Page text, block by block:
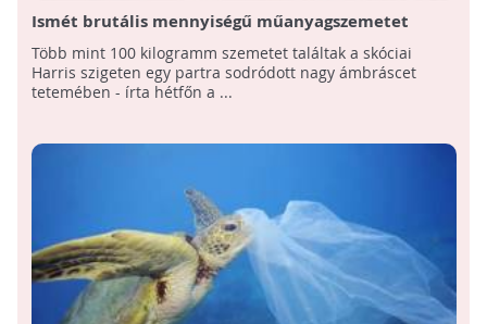
Ismét brutális mennyiségű műanyagszemetet
találtak egy cet gyomrában
Több mint 100 kilogramm szemetet találtak a skóciai
Harris szigeten egy partra sodródott nagy ámbráscet
tetemében - írta hétfőn a ...